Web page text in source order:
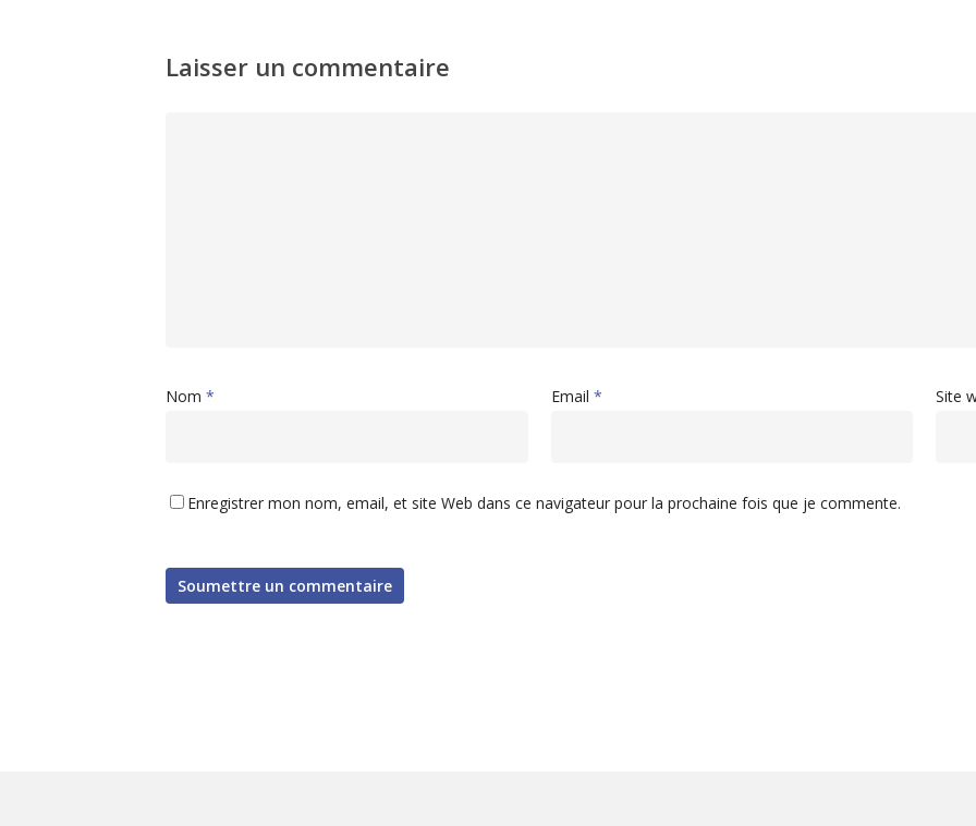
Laisser un commentaire
Nom * Email * Site
Enregistrer mon nom, email, et site Web dans ce navigateur pour la prochaine fois que je commente.